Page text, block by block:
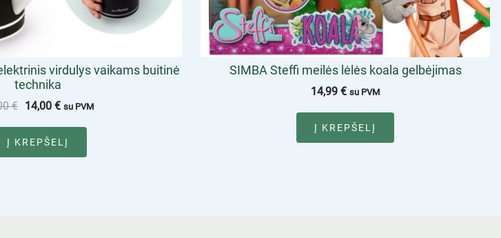
virdulys vaikams buitinė
technika
€ 14,00 € su PVM
Į KREPŠELĮ
SIMBA Steffi meilės lėlės koala gelbėjimas
14,99€ su PVM
Į KREPŠELĮ